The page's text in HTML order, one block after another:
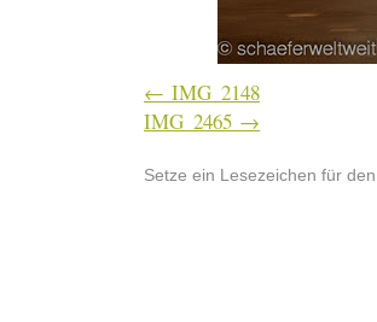
IMG_2148
IMG_2465
Setze ein Lesezeichen für